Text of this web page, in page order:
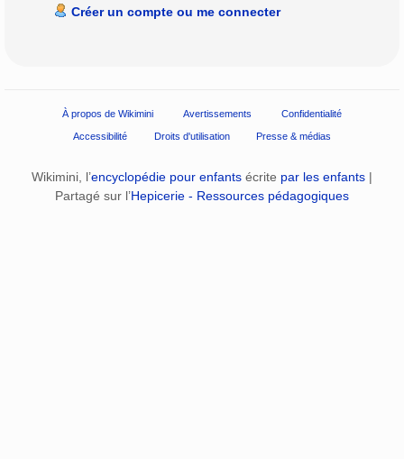
Créer un compte ou me connecter
À propos de Wikimini Avertissements Confidentialité
Accessibilité Droits d'utilisation Presse & médias
Wikimini, l’encyclopédie pour enfants écrite par les enfants |
Partagé sur l’Hepicerie - Ressources pédagogiques